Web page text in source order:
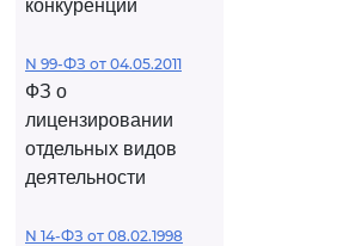
конкуренции
N 99-ФЗ от 04.05.2011
ФЗ о
лицензировании
отдельных видов
деятельности
N 14-ФЗ от 08.02.1998